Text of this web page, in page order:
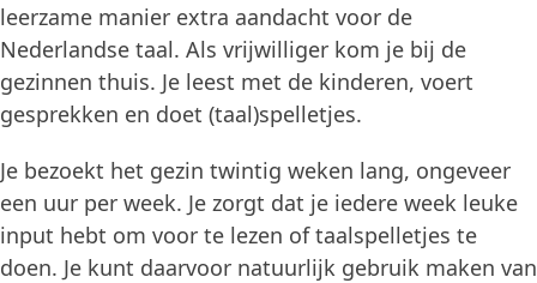
leerzame manier extra aandacht voor de
Nederlandse taal. Als vrijwilliger kom je bij de
gezinnen thuis. Je leest met de kinderen, voert
gesprekken en doet (taal)spelletjes.
Je bezoekt het gezin twintig weken lang, ongeveer
een uur per week. Je zorgt dat je iedere week leuke
input hebt om voor te lezen of taalspelletjes te
doen. Je kunt daarvoor natuurlijk gebruik maken van